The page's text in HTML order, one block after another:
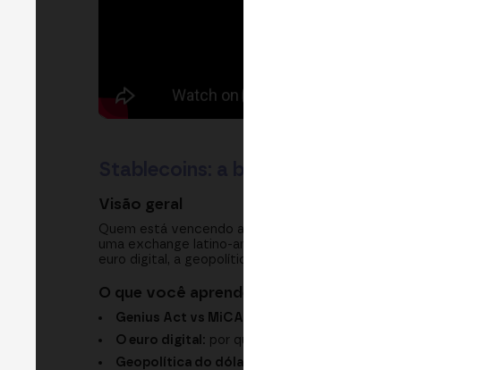
Visão geral
Quem está vencendo a batalha das stablecoins, Washington ou
uma exchange latino-americana debatem a ascensão das
euro digital, a geopolítica do dólar, a prevenção do crime on-
O que você aprenderá
Genius Act vs MiCA:
O euro digital: por que gera dúvidas e por que não usaria
Geopolítica do dólar: